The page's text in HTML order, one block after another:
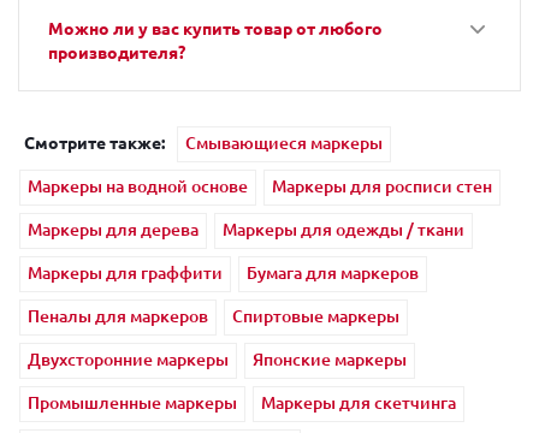
Можно ли у вас купить товар от любого
производителя?
Смотрите также:
Смывающиеся маркеры
Маркеры на водной основе
Маркеры для росписи стен
Маркеры для дерева
Маркеры для одежды / ткани
Маркеры для граффити
Бумага для маркеров
Пеналы для маркеров
Спиртовые маркеры
Двухсторонние маркеры
Японские маркеры
Промышленные маркеры
Маркеры для скетчинга